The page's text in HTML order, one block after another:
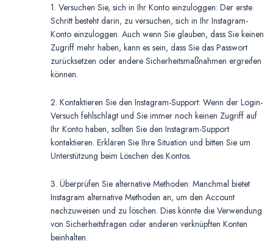
1. Versuchen Sie, sich in Ihr Konto einzuloggen: Der erste
Schritt besteht darin, zu versuchen, sich in Ihr Instagram-
Konto einzuloggen. Auch wenn Sie glauben, dass Sie keinen
Zugriff mehr haben, kann es sein, dass Sie das Passwort
zurücksetzen oder andere Sicherheitsmaßnahmen ergreifen
können.
2. Kontaktieren Sie den Instagram-Support: Wenn der Login-
Versuch fehlschlägt und Sie immer noch keinen Zugriff auf
Ihr Konto haben, sollten Sie den Instagram-Support
kontaktieren. Erklären Sie Ihre Situation und bitten Sie um
Unterstützung beim Löschen des Kontos.
3. Überprüfen Sie alternative Methoden: Manchmal bietet
Instagram alternative Methoden an, um den Account
nachzuweisen und zu löschen. Dies könnte die Verwendung
von Sicherheitsfragen oder anderen verknüpften Konten
beinhalten.